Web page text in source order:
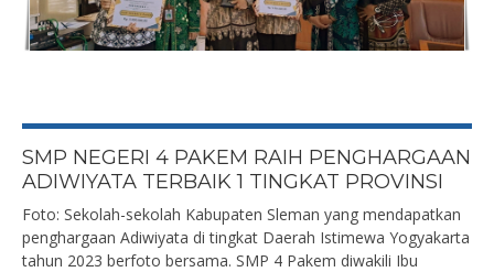
SMP NEGERI 4 PAKEM RAIH PENGHARGAAN
ADIWIYATA TERBAIK 1 TINGKAT PROVINSI
Foto: Sekolah-sekolah Kabupaten Sleman yang mendapatkan
penghargaan Adiwiyata di tingkat Daerah Istimewa Yogyakarta
tahun 2023 berfoto bersama. SMP 4 Pakem diwakili Ibu